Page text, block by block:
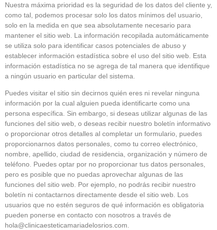
Nuestra máxima prioridad es la seguridad de los datos del cliente y,
como tal, podemos procesar solo los datos mínimos del usuario,
solo en la medida en que sea absolutamente necesario para
mantener el sitio web. La información recopilada automáticamente
se utiliza solo para identificar casos potenciales de abuso y
establecer información estadística sobre el uso del sitio web. Esta
información estadística no se agrega de tal manera que identifique
a ningún usuario en particular del sistema.
Puedes visitar el sitio sin decirnos quién eres ni revelar ninguna
información por la cual alguien pueda identificarte como una
persona específica. Sin embargo, si deseas utilizar algunas de las
funciones del sitio web, o deseas recibir nuestro boletín informativo
o proporcionar otros detalles al completar un formulario, puedes
proporcionarnos datos personales, como tu correo electrónico,
nombre, apellido, ciudad de residencia, organización y número de
teléfono. Puedes optar por no proporcionar tus datos personales,
pero es posible que no puedas aprovechar algunas de las
funciones del sitio web. Por ejemplo, no podrás recibir nuestro
boletín ni contactarnos directamente desde el sitio web. Los
usuarios que no estén seguros de qué información es obligatoria
pueden ponerse en contacto con nosotros a través de
hola@clinicaesteticamariadelosrios.com.